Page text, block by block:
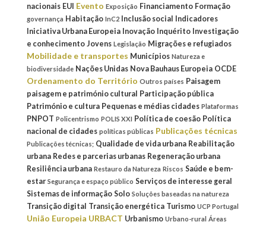
nacionais EUI Evento Exposição Financiamento Formação
governança Habitação InC2 Inclusão social
Indicadores
Iniciativa Urbana Europeia Inovação Inquérito Investigação
e conhecimento Jovens Legislação Migrações e refugiados
Mobilidade e transportes Municípios Natureza e
biodiversidade Nações Unidas Nova Bauhaus Europeia OCDE
Ordenamento do Território Outros países Paisagem
paisagem e património cultural Participação pública
Património e cultura Pequenas e médias cidades Plataformas
PNPOT Policentrismo POLIS XXI Política de coesão Política
nacional de cidades políticas públicas Publicações técnicas
Publicações técnicas; Qualidade de vida urbana Reabilitação
urbana Redes e parcerias urbanas Regeneração urbana
Resiliência urbana Restauro da Natureza Riscos Saúde e bem-
estar Segurança e espaço público Serviços de interesse geral
Sistemas de informação Solo Soluções baseadas na natureza
Transição digital Transição energética Turismo UCP Portugal
União Europeia URBACT Urbanismo Urbano-rural Áreas